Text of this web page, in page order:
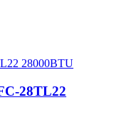
28TL22